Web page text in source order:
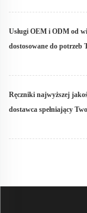
Usługi OEM i ODM od
dostosowane do potrzeb
Ręczniki najwyższej
dostawca spełniający